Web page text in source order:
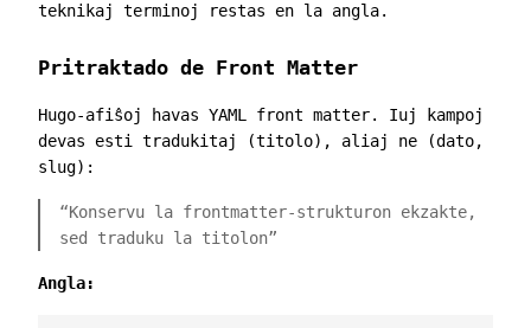
teknikaj terminoj restas en la angla.
Pritraktado de Front Matter
Hugo-afiŝoj havas YAML front matter. Iuj kampoj
devas esti tradukitaj (titolo), aliaj ne (dato,
slug):
“Konservu la frontmatter-strukturon ekzakte,
sed traduku la titolon”
Angla: